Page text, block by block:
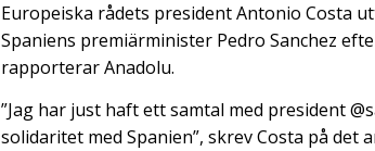
Europeiska rådets president Antonio Costa
Spaniens premiärminister Pedro Sanchez
rapporterar Anadolu.
”Jag har just haft ett samtal med president
solidaritet med Spanien”, skrev Costa på det